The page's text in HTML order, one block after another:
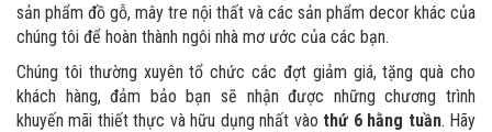
sản phẩm đồ gỗ, mây tre nội thất và các sản phẩm decor khác của
chúng tôi để hoàn thành ngôi nhà mơ ước của các bạn.
Chúng tôi thường xuyên tổ chức các đợt giảm giá, tặng quà cho
khách hàng, đảm bảo bạn sẽ nhận được những chương trình
khuyến mãi thiết thực và hữu dụng nhất vào thứ 6 hằng tuần. Hãy